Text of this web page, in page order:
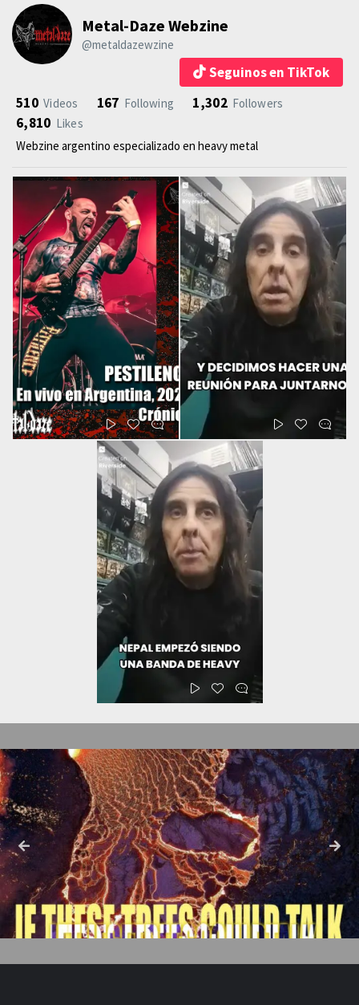
Metal-Daze Webzine
@metaldazewzine
Seguinos en TikTok
510 Videos 167 Following 1,302 Followers
6,810 Likes
Webzine argentino especializado en heavy metal